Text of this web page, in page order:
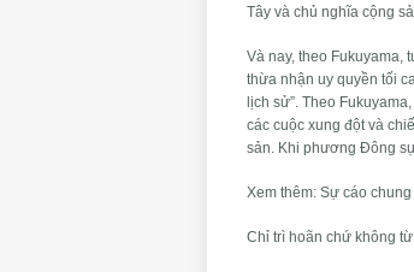
Tây và chủ nghĩa cộng
Và nay, theo Fukuyama,
thừa nhận uy quyền tối
lịch sử”. Theo
các cuộc xung đột và
sản. Khi phương Đông
Xem thêm: Sự cáo
Chỉ trì hoãn chứ không